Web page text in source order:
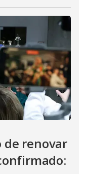
de renovar